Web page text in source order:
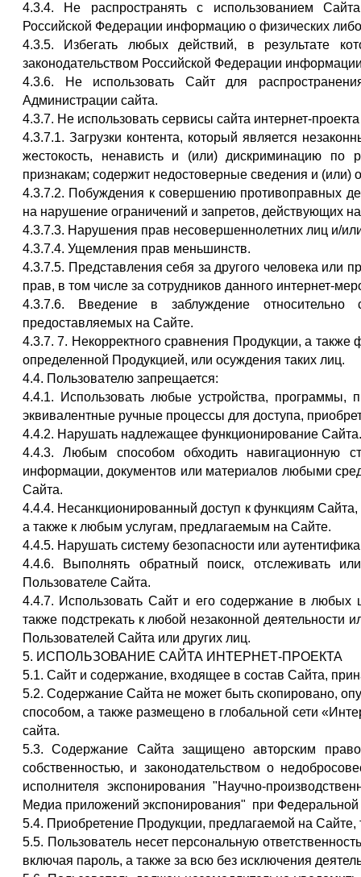
4.3.4. Не распространять с использованием
Российской Федерации информацию о физических
4.3.5. Избегать любых действий, в результате
законодательством Российской Федерации
4.3.6. Не использовать Сайт для
Администрации сайта.
4.3.7. Не использовать сервисы сайта интернет-
4.3.7.1. Загрузки контента, который является
жестокость, ненависть и (или) дискриминацию по
признакам; содержит недостоверные сведения и (или)
4.3.7.2. Побуждения к совершению противоправных
на нарушение ограничений и запретов, действующих
4.3.7.3. Нарушения прав несовершеннолетних лиц и/
4.3.7.4. Ущемления прав меньшинств.
4.3.7.5. Представления себя за другого человека или
прав, в том числе за сотрудников данного интернет-
4.3.7.6. Введение в заблуждение относительно
предоставляемых на Сайте.
4.3.7. 7. Некорректного сравнения Продукции, а
определенной Продукцией, или осуждения таких лиц.
4.4. Пользователю запрещается:
4.4.1. Использовать любые устройства, программы,
эквивалентные ручные процессы для доступа,
4.4.2. Нарушать надлежащее функционирование Сайта.
4.4.3. Любым способом обходить навигационную
информации, документов или материалов любыми
Сайта.
4.4.4. Несанкционированный доступ к функциям
а также к любым услугам, предлагаемым на Сайте.
4.4.5. Нарушать систему безопасности или
4.4.6. Выполнять обратный поиск, отслеживать
Пользователе Сайта.
4.4.7. Использовать Сайт и его содержание в любых
также подстрекать к любой незаконной
Пользователей Сайта или других лиц.
5. ИСПОЛЬЗОВАНИЕ САЙТА ИНТЕРНЕТ-ПРОЕКТА
5.1. Сайт и содержание, входящее в состав Сайта,
5.2. Содержание Сайта не может быть скопировано,
способом, а также размещено в глобальной сети
сайта.
5.3. Содержание Сайта защищено авторским
собственностью, и законодательством о
исполнителя экспонирования "Научно-
Медиа приложений экспонирования" при
5.4. Приобретение Продукции, предлагаемой на Сайте,
5.5. Пользователь несет персональную
включая пароль, а также за всю без исключения